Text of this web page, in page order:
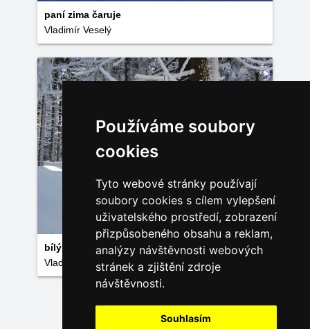
Používáme soubory
cookies
Tyto webové stránky používají
soubory cookies s cílem vylepšení
uživatelského prostředí, zobrazení
přizpůsobeného obsahu a reklam,
analýzy návštěvnosti webových
stránek a zjištění zdroje
návštěvnosti.
Souhlasím
paní zima čaruje
Vladimír Veselý
bílý les
Vladimír Veselý